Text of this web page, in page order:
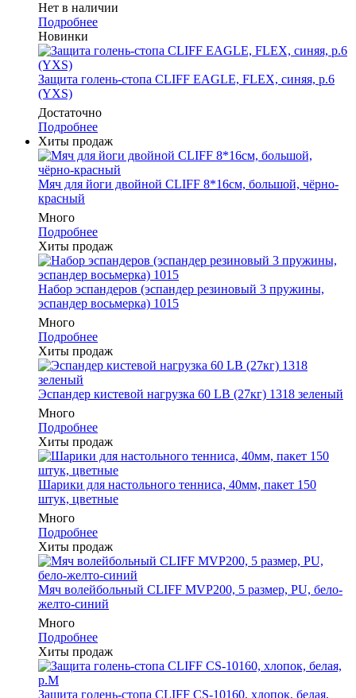
Нет в наличии
Подробнее
Новинки
Защита голень-стопа CLIFF EAGLE, FLEX, синяя, р.6
(YXS)
Достаточно
Подробнее
Хиты продаж
Мяч для йоги двойной CLIFF 8*16см, большой, чёрно-
красный
Много
Подробнее
Хиты продаж
Набор эспандеров (эспандер резиновый 3 пружины,
эспандер восьмерка) 1015
Много
Подробнее
Хиты продаж
Эспандер кистевой нагрузка 60 LB (27кг) 1318 зеленый
Много
Подробнее
Хиты продаж
Шарики для настольного тенниса, 40мм, пакет 150
штук, цветные
Много
Подробнее
Хиты продаж
Мяч волейбольный CLIFF MVP200, 5 размер, PU, бело-
желто-синий
Много
Подробнее
Хиты продаж
Защита голень-стопа CLIFF CS-10160, хлопок, белая,